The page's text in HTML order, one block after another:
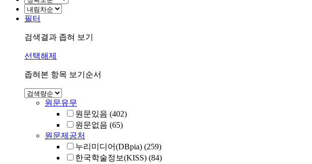
필터
검색결과 좁혀 보기
선택해제
좁혀본 항목 보기순서
원문유무
원문있음 (402)
원문없음 (65)
원문제공처
누리미디어(DBpia) (259)
한국학술정보(KISS) (84)